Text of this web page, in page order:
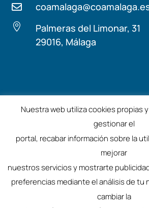


Palmeras del Limonar, 31
29016, Málaga
Términos y
©2025 – Colegio de
Nuestra web utiliza cookies propias
gestionar el
portal, recabar información sobre la
mejorar
nuestros servicios y mostrarte
preferencias mediante el análisis de tu
cambiar la